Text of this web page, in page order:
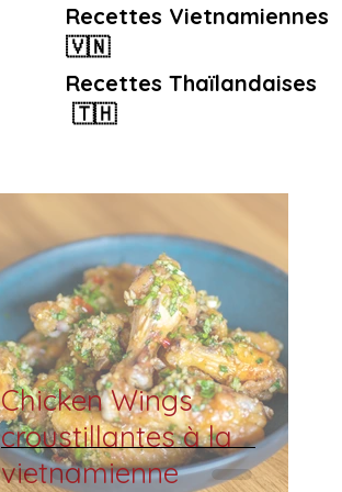
Recettes Vietnamiennes
🇻🇳
Recettes Thaïlandaises
🇹🇭
Chicken Wings
croustillantes à la
vietnamienne